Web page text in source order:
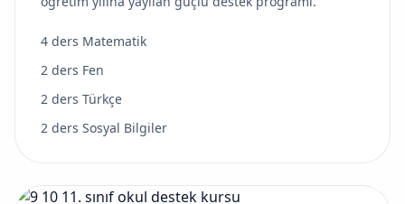
4 ders Matematik
2 ders Fen
2 ders Türkçe
2 ders Sosyal Bilgiler